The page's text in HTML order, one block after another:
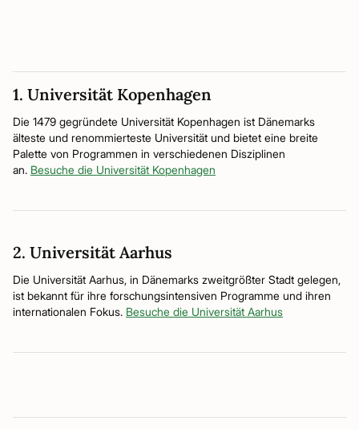
1. Universität Kopenhagen
Die 1479 gegründete Universität Kopenhagen ist Dänemarks
älteste und renommierteste Universität und bietet eine breite
Palette von Programmen in verschiedenen Disziplinen
an. Besuche die Universität Kopenhagen
2. Universität Aarhus
Die Universität Aarhus, in Dänemarks zweitgrößter Stadt gelegen,
ist bekannt für ihre forschungsintensiven Programme und ihren
internationalen Fokus. Besuche die Universität Aarhus